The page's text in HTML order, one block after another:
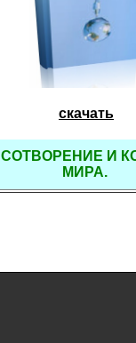
скачать
СОТВОРЕНИЕ И
МИРА.